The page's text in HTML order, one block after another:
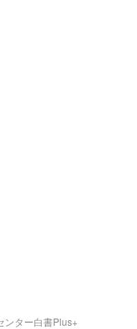
ンター白書Plus+